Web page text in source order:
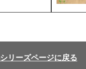
リーズページに戻る